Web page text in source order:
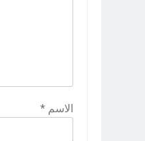
الاسم *